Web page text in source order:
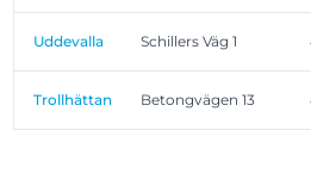
Uddevalla Schillers Väg 1
Trollhättan Betongvägen 13